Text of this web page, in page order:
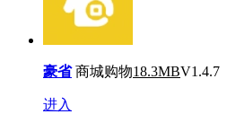
豪省 商城购物18.3MBV1.4.7
进入